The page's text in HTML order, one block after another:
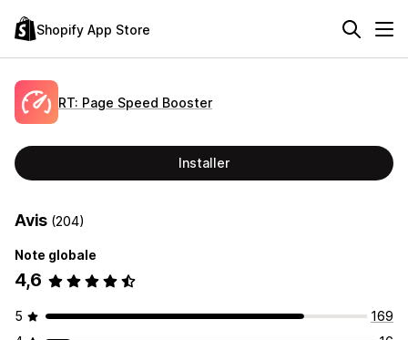
Shopify App Store
RT: Page Speed Booster
Installer
Avis (204)
Note globale
4,6
5
169